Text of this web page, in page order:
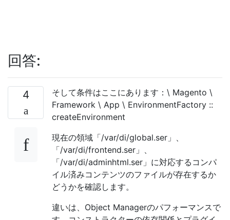
回答:
4
そして条件はここにあります：\ Magento \
Framework \ App \ EnvironmentFactory ::
createEnvironment
現在の領域「/var/di/global.ser」、
「/var/di/frontend.ser」、
「/var/di/adminhtml.ser」に対応するコンパ
イル済みコンテンツのファイルが存在するか
どうかを確認します。
違いは、Object Managerのパフォーマンスで